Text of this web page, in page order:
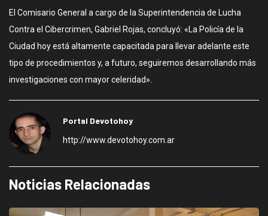
El Comisario General a cargo de la Superintendencia de Lucha
Contra el Cibercrimen, Gabriel Rojas, concluyó: «La Policía de la
Ciudad hoy está altamente capacitada para llevar adelante este
tipo de procedimientos y, a futuro, seguiremos desarrollando más
investigaciones con mayor celeridad».
Portal Devotohoy
http://www.devotohoy.com.ar
Noticias Relacionadas